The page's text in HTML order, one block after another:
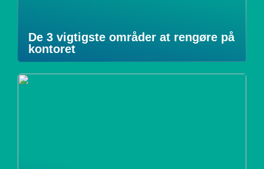
De 3 vigtigste områder at rengøre på
kontoret